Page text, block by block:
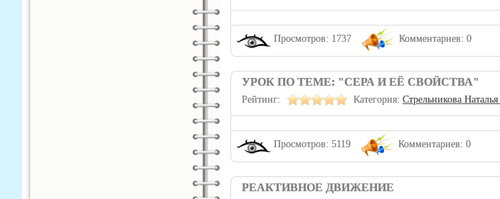
Просмотров: 1737 Комментариев: 0
УРОК ПО ТЕМЕ: "СЕРА И ЕЁ СВОЙСТВА"
Рейтинг: Категория: Стрельникова
Просмотров: 5119 Комментариев: 0
РЕАКТИВНОЕ ДВИЖЕНИЕ